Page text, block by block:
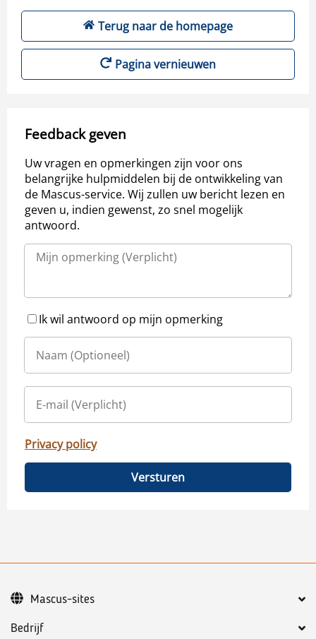
Terug naar de homepage
Pagina vernieuwen
Feedback geven
Uw vragen en opmerkingen zijn voor ons
belangrijke hulpmiddelen bij de ontwikkeling van
de Mascus-service. Wij zullen uw bericht lezen en
geven u, indien gewenst, zo snel mogelijk
antwoord.
Ik wil antwoord op mijn opmerking
Privacy policy
Versturen
Bedrijf
Mascus-sites